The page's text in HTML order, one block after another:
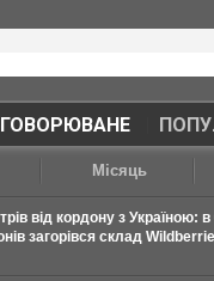
|
Місяць
від кордону з Україною:
загорівся склад